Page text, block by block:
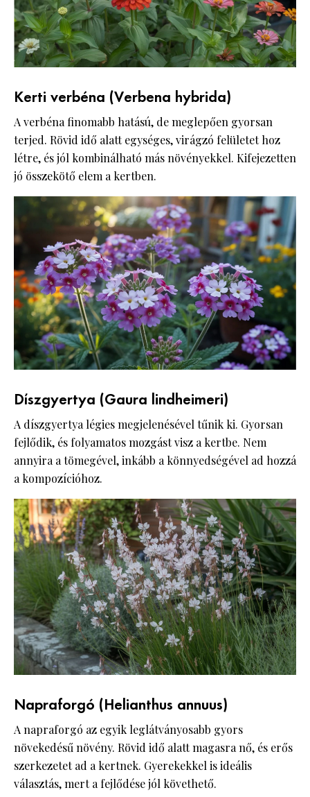
Kerti verbéna (Verbena hybrida)
A verbéna finomabb hatású, de meglepően gyorsan
terjed. Rövid idő alatt egységes, virágzó felületet hoz
létre, és jól kombinálható más növényekkel. Kifejezetten
jó összekötő elem a kertben.
Díszgyertya (Gaura lindheimeri)
A díszgyertya légies megjelenésével tűnik ki. Gyorsan
fejlődik, és folyamatos mozgást visz a kertbe. Nem
annyira a tömegével, inkább a könnyedségével ad hozzá
a kompozícióhoz.
Napraforgó (Helianthus annuus)
A napraforgó az egyik leglátványosabb gyors
növekedésű növény. Rövid idő alatt magasra nő, és erős
szerkezetet ad a kertnek. Gyerekekkel is ideális
választás, mert a fejlődése jól követhető.